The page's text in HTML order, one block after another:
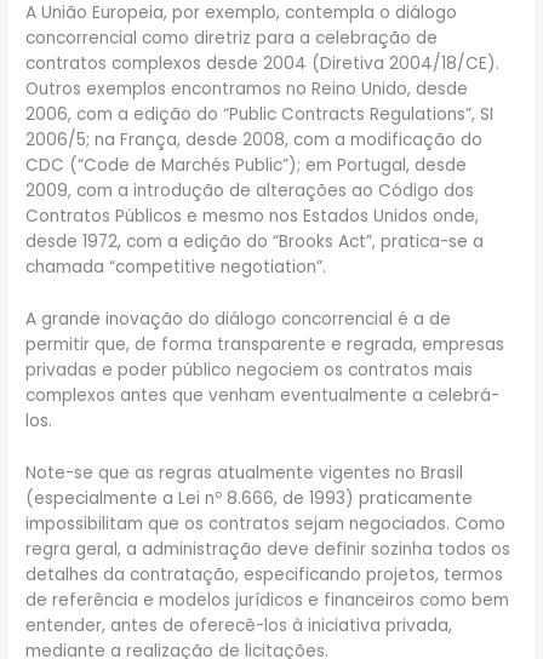
A União Europeia, por exemplo, contempla o diálogo
concorrencial como diretriz para a celebração de
contratos complexos desde 2004 (Diretiva 2004/18/CE).
Outros exemplos encontramos no Reino Unido, desde
2006, com a edição do “Public Contracts Regulations”, SI
2006/5; na França, desde 2008, com a modificação do
CDC (“Code de Marchés Public”); em Portugal, desde
2009, com a introdução de alterações ao Código dos
Contratos Públicos e mesmo nos Estados Unidos onde,
desde 1972, com a edição do “Brooks Act”, pratica-se a
chamada “competitive negotiation”.
A grande inovação do diálogo concorrencial é a de
permitir que, de forma transparente e regrada, empresas
privadas e poder público negociem os contratos mais
complexos antes que venham eventualmente a celebrá-
los.
Note-se que as regras atualmente vigentes no Brasil
(especialmente a Lei nº 8.666, de 1993) praticamente
impossibilitam que os contratos sejam negociados. Como
regra geral, a administração deve definir sozinha todos os
detalhes da contratação, especificando projetos, termos
de referência e modelos jurídicos e financeiros como bem
entender, antes de oferecê-los à iniciativa privada,
mediante a realização de licitações.